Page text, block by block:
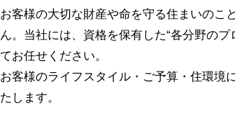
お客様の大切な財産や命を守る住まいのこ
ん。当社には、資格を保有した“各分野の
てお任せください。
お客様のライフスタイル・ご予算・住環境
たします。